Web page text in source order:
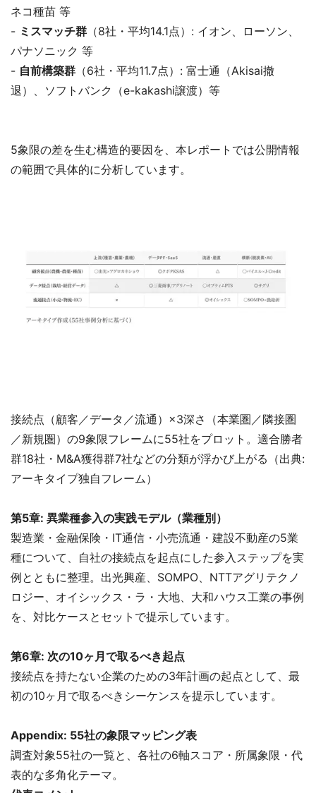
ネコ種苗 等
- ミスマッチ群 （8社・平均14.1点）: イオン、ローソン、
パナソニック 等
- 自前構築群 （6社・平均11.7点）: 富士通（Akisai撤
退）、ソフトバンク（e-kakashi譲渡）等
5象限の差を生む構造的要因を、本レポートでは公開情報
の範囲で具体的に分析しています。
接続点（顧客／データ／流通）×3深さ（本業圏／隣接圏
／新規圏）の9象限フレームに55社をプロット。適合勝者
群18社・M&A獲得群7社などの分類が浮かび上がる（出典:
アーキタイプ独自フレーム）
第5章: 異業種参入の実践モデル（業種別）
製造業・金融保険・IT通信・小売流通・建設不動産の5業
種について、自社の接続点を起点にした参入ステップを実
例とともに整理。出光興産、SOMPO、NTTアグリテクノ
ロジー、オイシックス・ラ・大地、大和ハウス工業の事例
を、対比ケースとセットで提示しています。
第6章: 次の10ヶ月で取るべき起点
接続点を持たない企業のための3年計画の起点として、最
初の10ヶ月で取るべきシーケンスを提示しています。
Appendix: 55社の象限マッピング表
調査対象55社の一覧と、各社の6軸スコア・所属象限・代
表的な多角化テーマ。